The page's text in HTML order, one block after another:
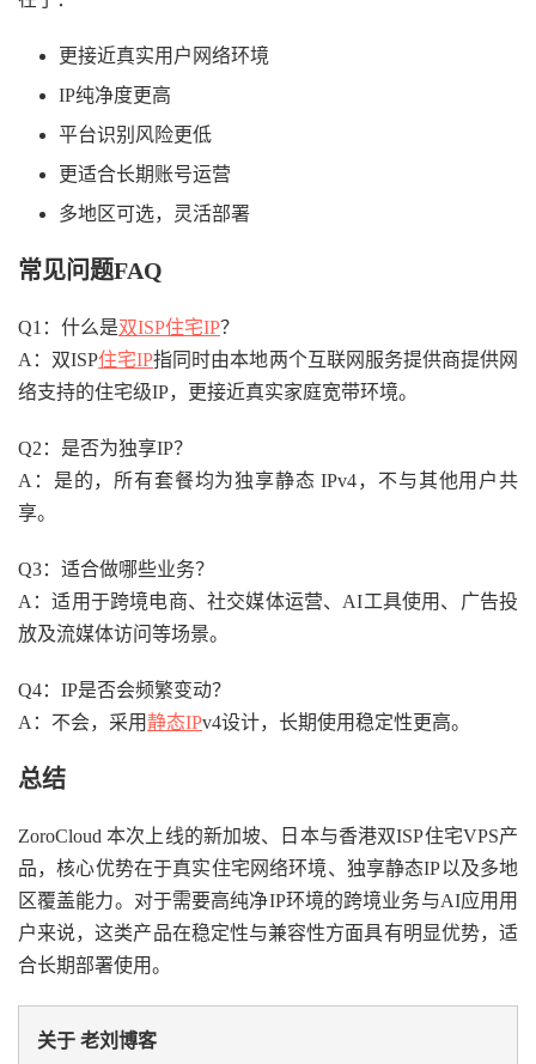
更接近真实用户网络环境
IP纯净度更高
平台识别风险更低
更适合长期账号运营
多地区可选，灵活部署
常见问题FAQ
Q1：什么是双ISP住宅IP？
A：双ISP住宅IP指同时由本地两个互联网服务提供商提供网
络支持的住宅级IP，更接近真实家庭宽带环境。
Q2：是否为独享IP？
A：是的，所有套餐均为独享静态 IPv4，不与其他用户共
享。
Q3：适合做哪些业务？
A：适用于跨境电商、社交媒体运营、AI工具使用、广告投
放及流媒体访问等场景。
Q4：IP是否会频繁变动？
A：不会，采用静态IPv4设计，长期使用稳定性更高。
总结
ZoroCloud 本次上线的新加坡、日本与香港双ISP住宅VPS产
品，核心优势在于真实住宅网络环境、独享静态IP以及多地
区覆盖能力。对于需要高纯净IP环境的跨境业务与AI应用用
户来说，这类产品在稳定性与兼容性方面具有明显优势，适
合长期部署使用。
关于 老刘博客